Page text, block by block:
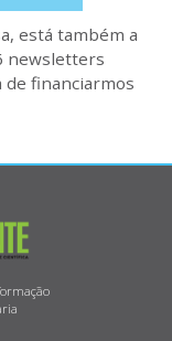
está também a
newsletters
de financiarmos